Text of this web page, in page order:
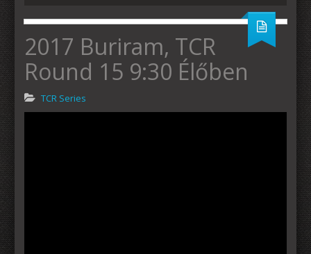
2017 Buriram, TCR
Round 15 9:30 Élőben
TCR Series